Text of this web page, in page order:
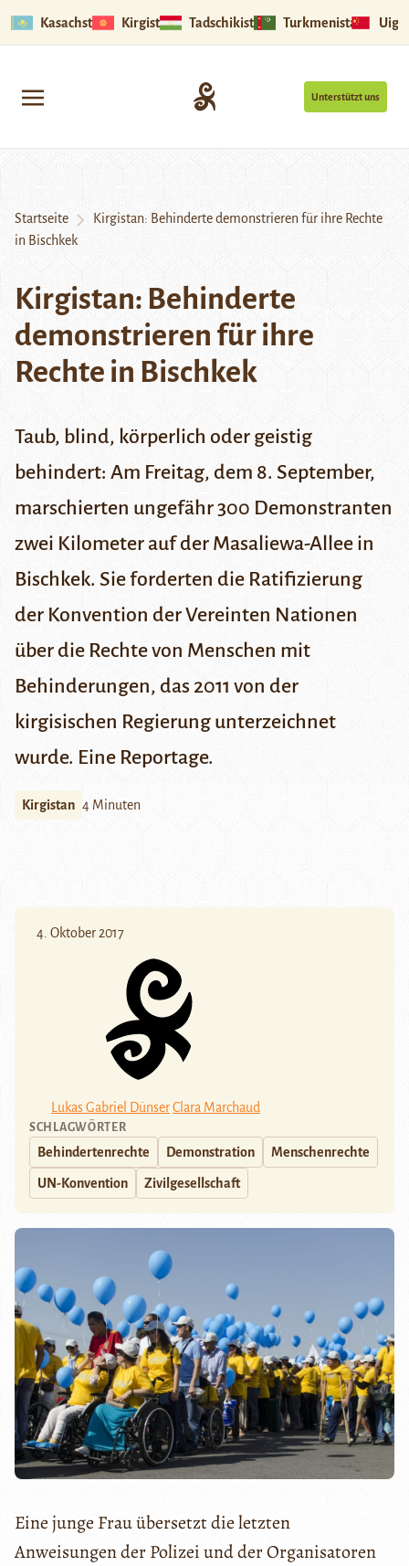
Kasachstan Kirgistan Tadschikistan Turkmenistan
Unterstützt uns
Startseite
Kirgistan: Behinderte demonstrieren für ihre Rechte
in Bischkek
Kirgistan: Behinderte
demonstrieren für ihre
Rechte in Bischkek
Taub, blind, körperlich oder geistig
behindert: Am Freitag, dem 8. September,
marschierten ungefähr 300 Demonstranten
zwei Kilometer auf der Masaliewa-Allee in
Bischkek. Sie forderten die Ratifizierung
der Konvention der Vereinten Nationen
über die Rechte von Menschen mit
Behinderungen, das 2011 von der
kirgisischen Regierung unterzeichnet
wurde. Eine Reportage.
Kirgistan 4 Minuten
4. Oktober 2017
Lukas Gabriel DünserClara Marchaud
SCHLAGWÖRTER
Behindertenrechte Demonstration Menschenrechte
UN-Konvention Zivilgesellschaft
Eine junge Frau übersetzt die letzten
Anweisungen der Polizei und der Organisatoren